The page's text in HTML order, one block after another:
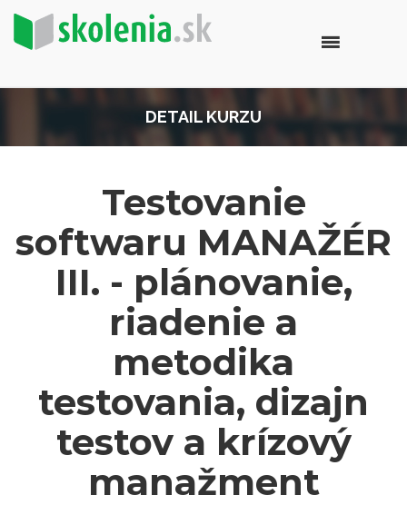
DETAIL KURZU
Testovanie
softwaru MANAŽÉR
III. - plánovanie,
riadenie a
metodika
testovania, dizajn
testov a krízový
manažment